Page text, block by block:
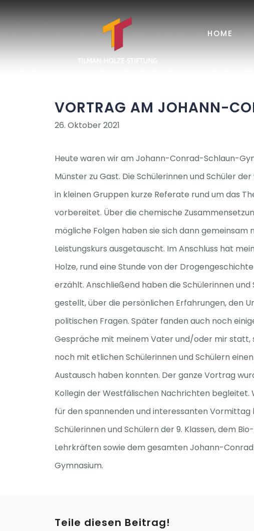
Zum
Inhalt
HOME
VORTRAG AM JOHANN-
26. Oktober 2021
Heute waren wir am Johann-Conrad-Schlaun-
Münster zu Gast. Die Schülerinnen und Schüler der
in kleinen Gruppen kurze Referate rund um das
vorbereitet. Über die chemische
mögliche Folgen haben sie sich dann gemeinsam
Leistungskurs ausgetauscht. Im Anschluss hat
Holze, rund eine Stunde von der
erzählt. Anschließend haben die Schülerinnen und
gestellt, über die persönlichen Erfahrungen, den
politischen Fragen. Später fanden auch noch
Gespräche mit meinem Vater und/oder mir statt,
noch mit etlichen Schülerinnen und Schülern
Austausch haben konnten. Der ganze Vortrag
Kollegin der Westfälischen Nachrichten begleitet.
für den spannenden und interessanten Vormittag
Schülerinnen und Schülern der 9. Klassen, dem
Lehrkräften sowie dem gesamten Johann-
Gymnasium.
Teile diesen Beitrag!